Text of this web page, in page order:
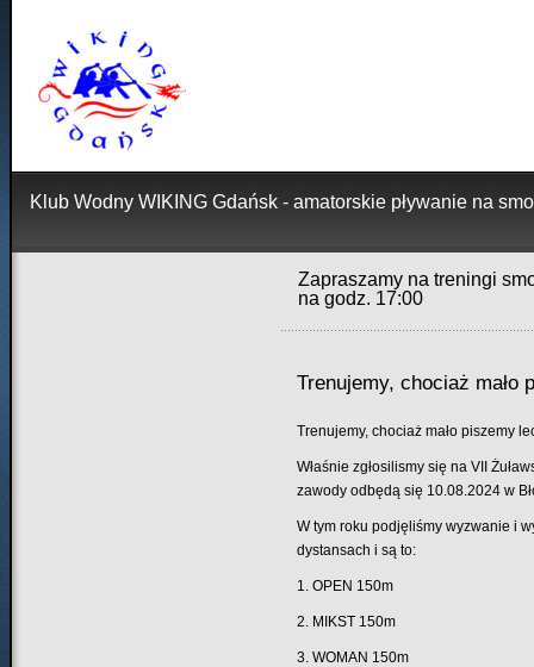
Klub Wodny WIKING Gdańsk - amatorskie pływanie na
Zapraszamy na treningi
na godz. 17:00
Trenujemy, chociaż mało
Trenujemy, chociaż mało piszemy
Właśnie zgłosilismy się na VII
zawody odbędą się 10.08.2024 w
W tym roku podjęliśmy wyzwanie i
dystansach i są to:
1. OPEN 150m
2. MIKST 150m
3. WOMAN 150m